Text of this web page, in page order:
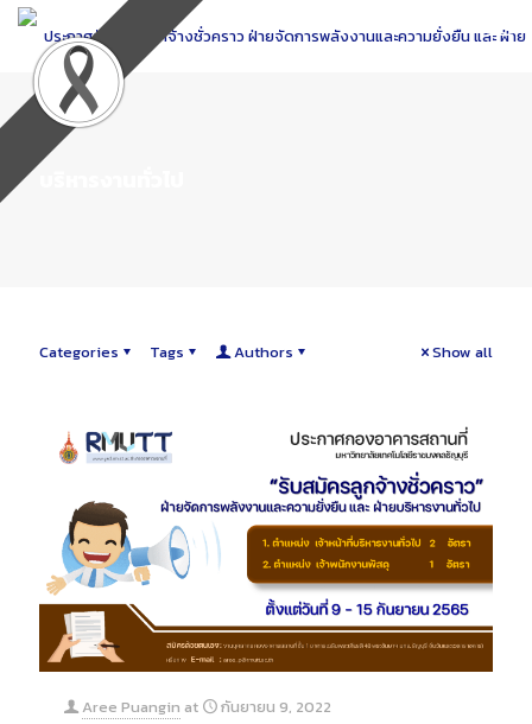
Skip
Content
Categories Tags Authors Show all
Aree Puangin at กันยายน 9, 2022